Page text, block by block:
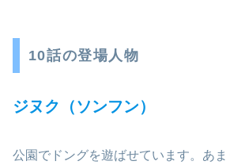
10話の登場人物
ジヌク（ソンフン）
公園でドングを遊ばせています。あ